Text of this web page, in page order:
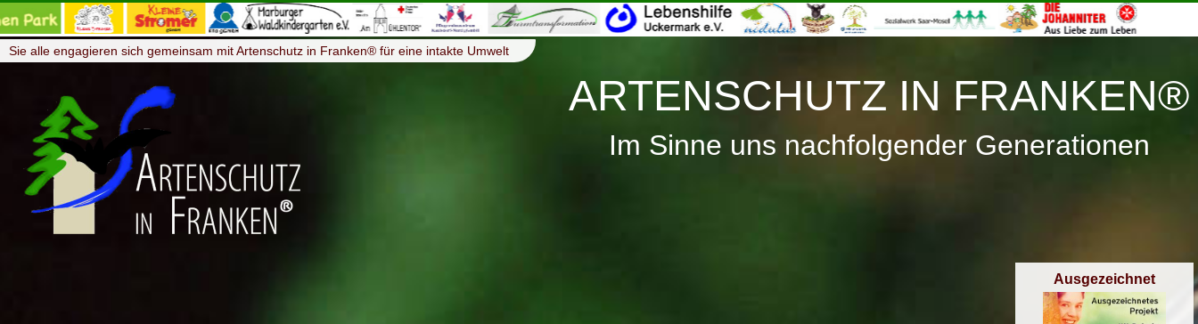
Menü
Sie alle engagieren sich gemeinsam mit Artenschutz in Franken® für eine intakte Umwelt
ARTENSCHUTZ IN FRANKEN®
Im Sinne uns nachfolgender Generationen
Ausgezeichnet